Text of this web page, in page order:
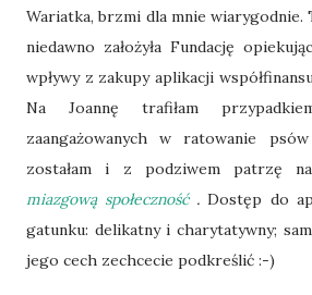
Wariatka, brzmi dla mnie wiarygodnie.
niedawno założyła Fundację
wpływy z zakupy aplikacji
Na Joannę trafiłam
zaangażowanych w ratowanie
zostałam i z podziwem patrzę
miazgową społeczność .Dostęp do
gatunku: delikatny i charytatywny;
jego cech zechcecie podkreślić :-)